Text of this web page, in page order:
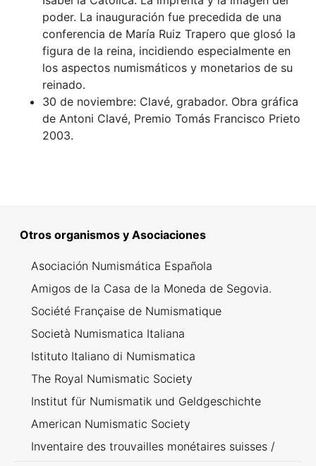
poder. La inauguración fue precedida de una
conferencia de María Ruiz Trapero que glosó la
figura de la reina, incidiendo especialmente en
los aspectos numismáticos y monetarios de su
reinado.
30 de noviembre: Clavé, grabador. Obra gráfica
de Antoni Clavé, Premio Tomás Francisco Prieto
2003.
Otros organismos y Asociaciones
Asociación Numismática Española
Amigos de la Casa de la Moneda de Segovia.
Société Française de Numismatique
Società Numismatica Italiana
Istituto Italiano di Numismatica
The Royal Numismatic Society
Institut für Numismatik und Geldgeschichte
American Numismatic Society
Inventaire des trouvailles monétaires suisses /